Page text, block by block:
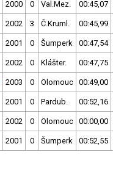
2000 0 Val.Mez. 00:45,07
2002 3 Č.Kruml. 00:45,99
2001 0 Šumperk 00:47,54
2002 0 Klášter. 00:47,75
2003 0 Olomouc 00:49,00
2001 0 Pardub. 00:52,16
2002 0 Olomouc 00:00,00
2001 0 Šumperk 00:52,55